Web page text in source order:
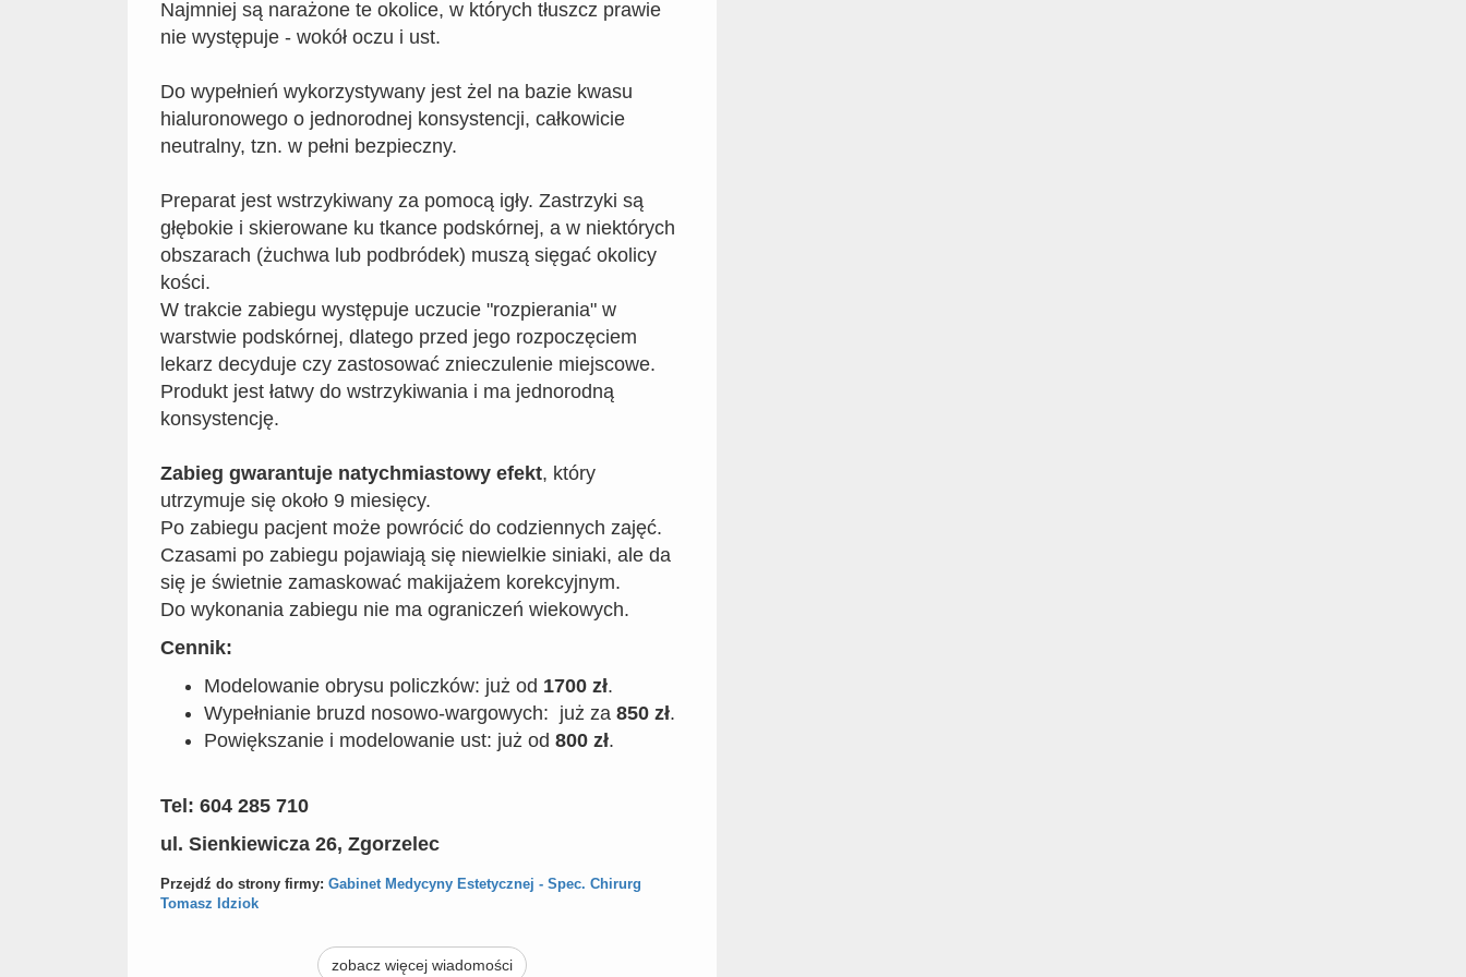
Najmniej są narażone te okolice, w których tłuszcz prawie
nie występuje - wokół oczu i ust.
Do wypełnień wykorzystywany jest żel na bazie kwasu
hialuronowego o jednorodnej konsystencji, całkowicie
neutralny, tzn. w pełni bezpieczny.
Preparat jest wstrzykiwany za pomocą igły. Zastrzyki są
głębokie i skierowane ku tkance podskórnej, a w niektórych
obszarach (żuchwa lub podbródek) muszą sięgać okolicy
kości.
W trakcie zabiegu występuje uczucie "rozpierania" w
warstwie podskórnej, dlatego przed jego rozpoczęciem
lekarz decyduje czy zastosować znieczulenie miejscowe.
Produkt jest łatwy do wstrzykiwania i ma jednorodną
konsystencję.
Zabieg gwarantuje natychmiastowy efekt, który
utrzymuje się około 9 miesięcy.
Po zabiegu pacjent może powrócić do codziennych zajęć.
Czasami po zabiegu pojawiają się niewielkie siniaki, ale da
się je świetnie zamaskować makijażem korekcyjnym.
Do wykonania zabiegu nie ma ograniczeń wiekowych.
Cennik:
Modelowanie obrysu policzków: już od 1700 zł.
Wypełnianie bruzd nosowo-wargowych: już za 850 zł.
Powiększanie i modelowanie ust: już od 800 zł.
Tel: 604 285 710
ul. Sienkiewicza 26, Zgorzelec
Przejdź do strony firmy: Gabinet Medycyny Estetycznej - Spec. Chirurg
Tomasz Idziok
zobacz więcej wiadomości